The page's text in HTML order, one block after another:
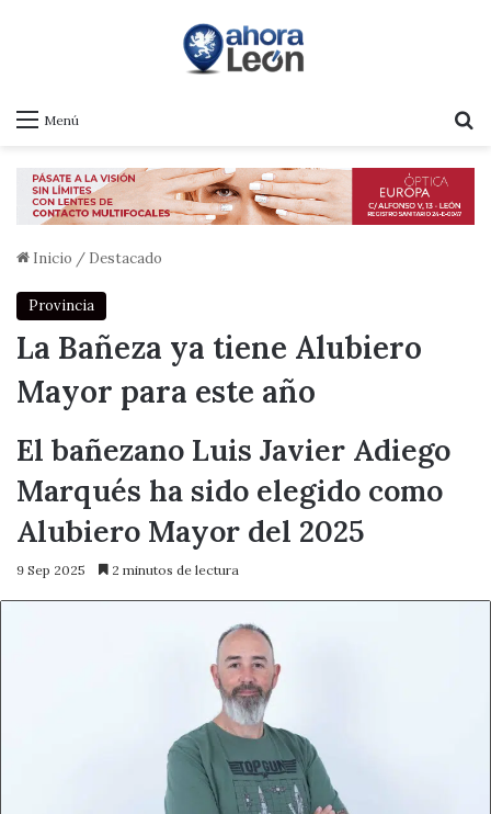
Menú
Inicio / Destacado
Provincia
La Bañeza ya tiene Alubiero
Mayor para este año
El bañezano Luis Javier Adiego
Marqués ha sido elegido como
Alubiero Mayor del 2025
9 Sep 2025 2 minutos de lectura